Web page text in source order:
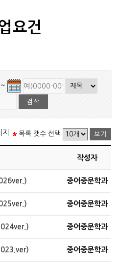
요건
~
목록 갯수 선택
작성자
중어중문학과
중어중문학과
중어중문학과
중어중문학과